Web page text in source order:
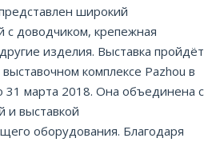
широкий
с доводчиком, крепежная
изделия. Выставка пройдёт
комплексе Pazhou в
31 марта 2018. Она объединена с
и выставкой
оборудования. Благодаря